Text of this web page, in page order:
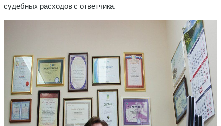
судебных расходов с ответчика.